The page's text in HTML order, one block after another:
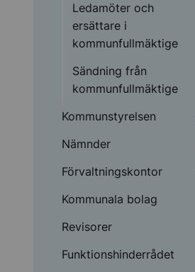
Ledamöter och
ersättare i
kommunfullmäktige
Sändning från
kommunfullmäktige
Kommunstyrelsen
Nämnder
Förvaltningskontor
Kommunala bolag
Revisorer
Funktionshinderrådet